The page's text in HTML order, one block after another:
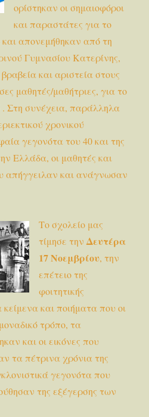
ορίστηκαν οι σημαιοφόροι
και παραστάτες για το
και απονεμήθηκαν από τη
Γυμνασίου Κατερίνης,
βραβεία και αριστεία στους
μαθητές/μαθήτριες, για το
. Στη συνέχεια, παράλληλα
χρονικού
γεγονότα του 40 και της
Ελλάδα, οι μαθητές και
απήγγειλαν και ανάγνωσαν
Το σχολείο μας
τίμησε τηνΔευτέρα
17 Νοεμβρίου, την
επέτειο της
φοιτητικής
και ποιήματα που οι
τρόπο, τα
και οι εικόνες που
τα πέτρινα χρόνια της
γεγονότα που
της εξέγερσης των